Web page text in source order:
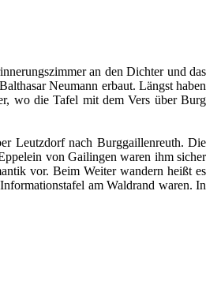
an den Dichter und das
Neumann erbaut. Längst haben
wo die Tafel mit dem Vers über Burg
Leutzdorf nach Burggaillenreuth. Die
von Gailingen waren ihm sicher
vor. Beim Weiter wandern heißt es
am Waldrand waren. In